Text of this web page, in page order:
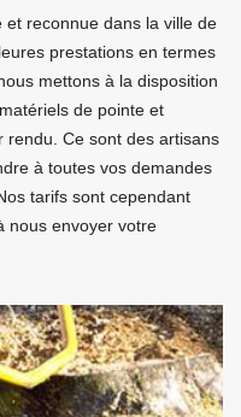
reconnue dans la ville de
prestations en termes
mettons à la disposition
de pointe et
rendu. Ce sont des artisans
à toutes vos demandes
tarifs sont cependant
nous envoyer votre